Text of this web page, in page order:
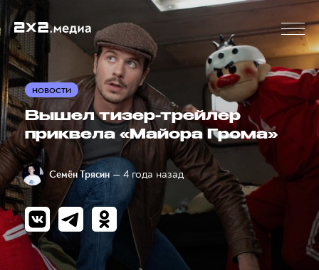
НОВОСТИ
Вышел тизер-трейлер
приквела «Майора Грома»
Семён Трясин — 4 года назад